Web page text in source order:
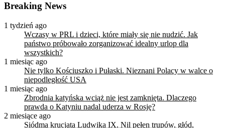
Breaking News
1 tydzień ago
Wczasy w PRL i dzieci, które miały się nie nudzić. Jak
państwo próbowało zorganizować idealny urlop dla
wszystkich?
1 miesiąc ago
Nie tylko Kościuszko i Pułaski. Nieznani Polacy w walce o
niepodległość USA
1 miesiąc ago
Zbrodnia katyńska wciąż nie jest zamknięta. Dlaczego
prawda o Katyniu nadal uderza w Rosję?
2 miesiące ago
Siódma krucjata Ludwika IX. Nil pełen trupów, głód,